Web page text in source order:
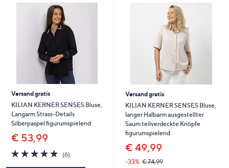
Versand gratis
KILIAN KERNER SENSES Bluse,
Langarm Strass-Details
Silberpaspel figurumspielend
€ 53,99
5.0
von
(6)6
Versand gratis
KILIAN KERNER SENSES Bluse,
langer Halbarm ausgestellter
Saum teilverdeckte Knöpfe
figurumspielend
€ 49,99
-33% € 74,99